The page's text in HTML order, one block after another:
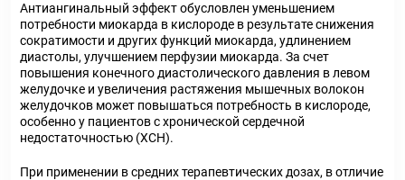
Антиангинальный эффект обусловлен уменьшением
потребности миокарда в кислороде в результате снижения
сократимости и других функций миокарда, удлинением
диастолы, улучшением перфузии миокарда. За счет
повышения конечного диастолического давления в левом
желудочке и увеличения растяжения мышечных волокон
желудочков может повышаться потребность в кислороде,
особенно у пациентов с хронической сердечной
недостаточностью (ХСН).
При применении в средних терапевтических дозах, в отличие